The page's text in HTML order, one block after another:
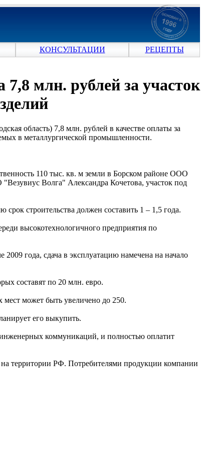
КОНСУЛЬТАЦИИ РЕЦЕПТЫ
млн. рублей за участок
область) 7,8 млн. рублей в качестве оплаты за
в металлургической промышленности.
110 тыс. кв. м земли в Борском районе ООО
Волга" Александра Кочетова, участок под
строительства должен составить 1 – 1,5 года.
высокотехнологичного предприятия по
2009 года, сдача в эксплуатацию намечена на начало
составят по 20 млн. евро.
мест может быть увеличено до 250.
его выкупить.
инженерных коммуникаций, и полностью оплатит
территории РФ. Потребителями продукции компании